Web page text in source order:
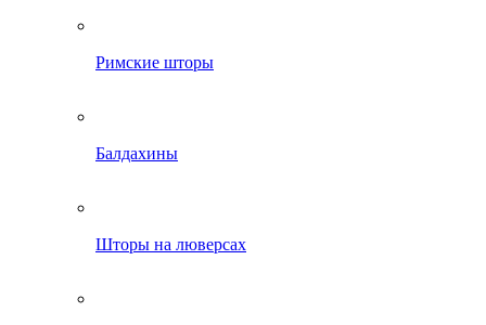
Римские шторы
Балдахины
Шторы на люверсах